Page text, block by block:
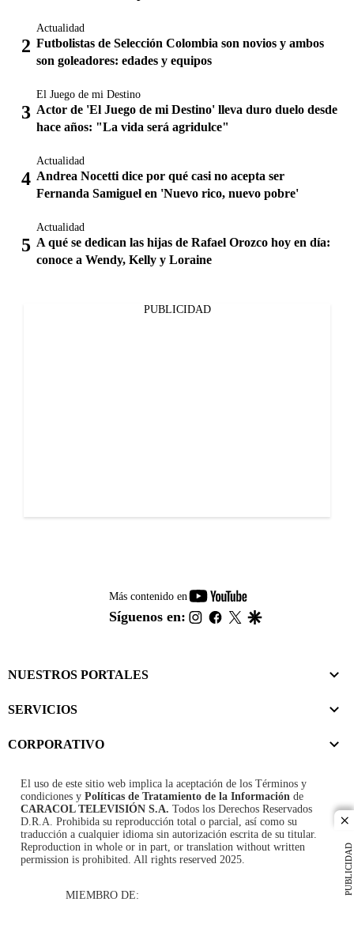
PUBLICIDAD
Actualidad
Futbolistas de Selección Colombia son novios y ambos
son goleadores: edades y equipos
El Juego de mi Destino
Actor de 'El Juego de mi Destino' lleva duro duelo desde
hace años: "La vida será agridulce"
Actualidad
Andrea Nocetti dice por qué casi no acepta ser
Fernanda Samiguel en 'Nuevo rico, nuevo pobre'
Actualidad
A qué se dedican las hijas de Rafael Orozco hoy en día:
conoce a Wendy, Kelly y Loraine
PUBLICIDAD
Más contenido en
youtube-
footer
Síguenos en: instagram
facebook
twitter
NUESTROS PORTALES
SERVICIOS
CORPORATIVO
El uso de este sitio web implica la aceptación de los Términos y
condiciones y Políticas de Tratamiento de la Información de
CARACOL TELEVISIÓN S.A. Todos los Derechos Reservados
D.R.A. Prohibida su reproducción total o parcial, así como su
traducción a cualquier idioma sin autorización escrita de su titular.
Reproduction in whole or in part, or translation without written
permission is prohibited. All rights reserved 2025.
MIEMBRO DE: